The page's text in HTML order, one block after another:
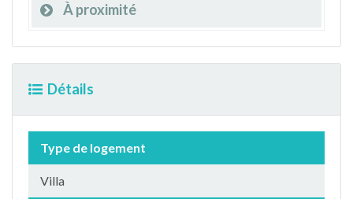
À proximité
Détails
Type de logement
Villa